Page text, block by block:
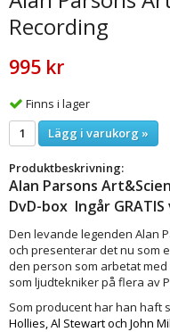
Recording
995 kr
Finns i lager
Lägg i varukorg »
Produktbeskrivning:
Alan Parsons
DvD-box Ingår
Den levande legenden Alan
och presenterar det nu som
den person som arbetat med
som ljudtekniker på flera av
Som producent har han haft
Hollies Al Stewartoch John